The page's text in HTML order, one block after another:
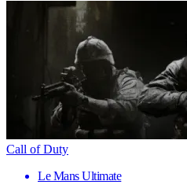
Call of Duty
Le Mans Ultimate